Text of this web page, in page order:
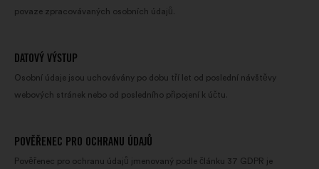
povaze zpracovávaných osobních údajů.
DATOVÝ VÝSTUP
Osobní údaje jsou uchovávány po dobu tří let od poslední návštěvy
webových stránek nebo od posledního připojení k účtu.
POVĚŘENEC PRO OCHRANU ÚDAJŮ
Pověřenec pro ochranu údajů jmenovaný podle článku 37 GDPR je